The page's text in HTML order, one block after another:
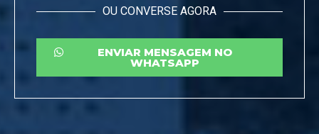
OU CONVERSE AGORA
ENVIAR MENSAGEM NO
WHATSAPP